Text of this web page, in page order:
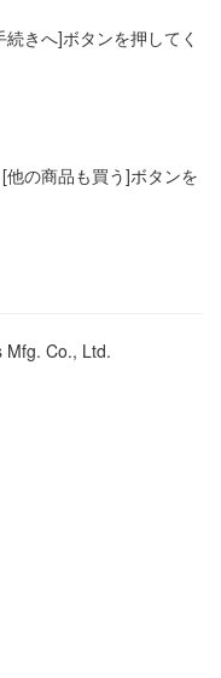
きへ]ボタンを押してく
の商品も買う]ボタンを
Mfg. Co., Ltd.